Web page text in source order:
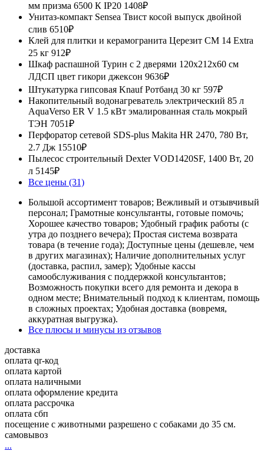
мм призма 6500 К IP20 1408₽
Унитаз-компакт Sensea Твист косой выпуск двойной
слив 6510₽
Клей для плитки и керамогранита Церезит CM 14 Extra
25 кг 912₽
Шкаф распашной Турин с 2 дверями 120x212x60 см
ЛДСП цвет гикори джексон 9636₽
Штукатурка гипсовая Knauf Ротбанд 30 кг 597₽
Накопительный водонагреватель электрический 85 л
AquaVerso ER V 1.5 кВт эмалированная сталь мокрый
ТЭН 7051₽
Перфоратор сетевой SDS-plus Makita HR 2470, 780 Вт,
2.7 Дж 15510₽
Пылесос строительный Dexter VOD1420SF, 1400 Вт, 20
л 5145₽
Все цены (31)
Большой ассортимент товаров; Вежливый и отзывчивый
персонал; Грамотные консультанты, готовые помочь;
Хорошее качество товаров; Удобный график работы (с
утра до позднего вечера); Простая система возврата
товара (в течение года); Доступные цены (дешевле, чем
в других магазинах); Наличие дополнительных услуг
(доставка, распил, замер); Удобные кассы
самообслуживания с поддержкой консультантов;
Возможность покупки всего для ремонта и декора в
одном месте; Внимательный подход к клиентам, помощь
в сложных проектах; Удобная доставка (вовремя,
аккуратная выгрузка).
Все плюсы и минусы из отзывов
доставка
оплата qr-код
оплата картой
оплата наличными
оплата оформление кредита
оплата рассрочка
оплата сбп
посещение с животными разрешено с собаками до 35 см.
самовывоз
...